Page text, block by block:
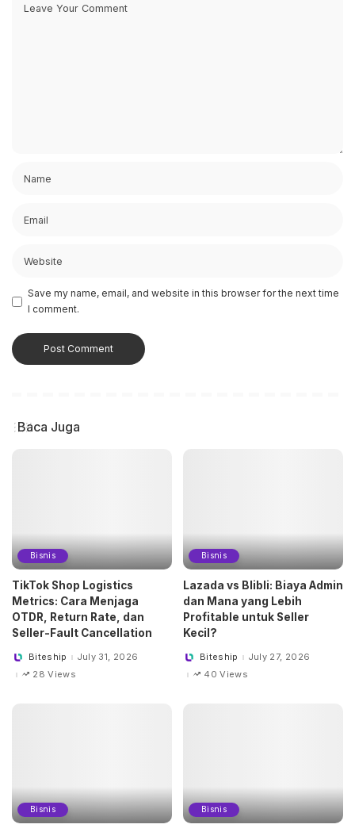
Save my name, email, and website in this browser for the next time
I comment.
Baca Juga
Bisnis
TikTok Shop Logistics
Metrics: Cara Menjaga
OTDR, Return Rate, dan
Seller-Fault Cancellation
PostedBiteship
July 31, 2026
28 Views
Bisnis
Lazada vs Blibli: Biaya Admin
dan Mana yang Lebih
Profitable untuk Seller
Kecil?
PostedBiteship
July 27, 2026
40 Views
Bisnis Bisnis